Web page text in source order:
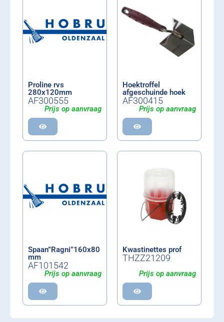
Proline rvs
280x120mm
AF300555
Prijs op aanvraag
Hoektroffel
afgeschuinde hoek
AF300415
Prijs op aanvraag
Spaan”Ragni”160x80
mm
AF101542
Prijs op aanvraag
Kwastinettes prof
THZZ21209
Prijs op aanvraag